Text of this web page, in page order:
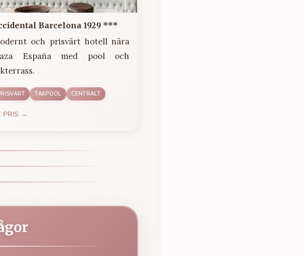
Barcelona 1929 ***
och prisvärt hotell nära
España med pool och
TAKPOOL CENTRALT
PRIS →